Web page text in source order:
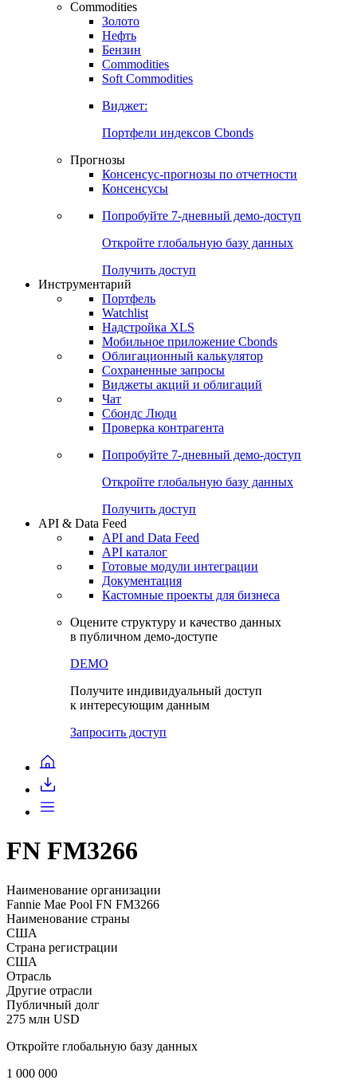
Commodities
Золото
Нефть
Бензин
Commodities
Soft Commodities
Виджет:
Портфели индексов Cbonds
Прогнозы
Консенсус-прогнозы по отчетности
Консенсусы
Попробуйте 7-дневный демо-доступ
Откройте глобальную базу данных
Получить доступ
Инструментарий
Портфель
Watchlist
Надстройка XLS
Мобильное приложение Cbonds
Облигационный калькулятор
Сохраненные запросы
Виджеты акций и облигаций
Чат
Сбондс Люди
Проверка контрагента
Попробуйте 7-дневный демо-доступ
Откройте глобальную базу данных
Получить доступ
API & Data Feed
API and Data Feed
API каталог
Готовые модули интеграции
Документация
Кастомные проекты для бизнеса
Оцените структуру и качество данных
в публичном демо-доступе
DEMO
Получите индивидуальный доступ
к интересующим данным
Запросить доступ
FN FM3266
Наименование организации
Fannie Mae Pool FN FM3266
Наименование страны
США
Страна регистрации
США
Отрасль
Другие отрасли
Публичный долг
275 млн USD
Откройте глобальную базу данных
1 000 000